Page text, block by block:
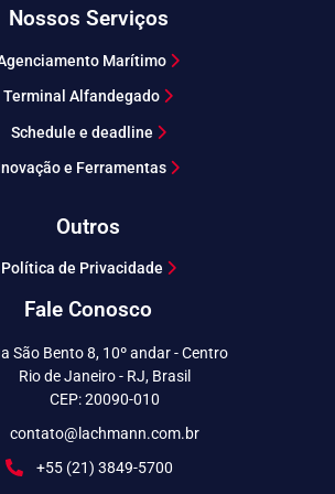
Nossos Serviços
Marítimo
Terminal Alfandegado
Schedule e deadline
e Ferramentas
Outros
Política de Privacidade
Fale Conosco
São Bento 8, 10º andar - Centro
Rio de Janeiro - RJ, Brasil
CEP: 20090-010
contato@lachmann.com.br
+55 (21) 3849-5700